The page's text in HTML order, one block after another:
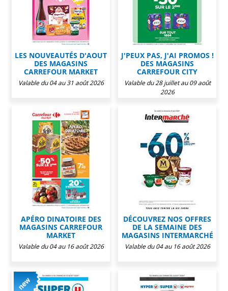
LES NOUVEAUTÉS D'AOUT
DES MAGASINS
CARREFOUR MARKET
Valable du 04 au 31 août 2026
J'PEUX PAS, J'AI PROMOS !
DES MAGASINS
CARREFOUR CITY
Valable du 28 juillet au 09 août
2026
APÉRO DINATOIRE DES
MAGASINS CARREFOUR
MARKET
Valable du 04 au 16 août 2026
DÉCOUVREZ NOS OFFRES
DE LA SEMAINE DES
MAGASINS INTERMARCHÉ
Valable du 04 au 16 août 2026